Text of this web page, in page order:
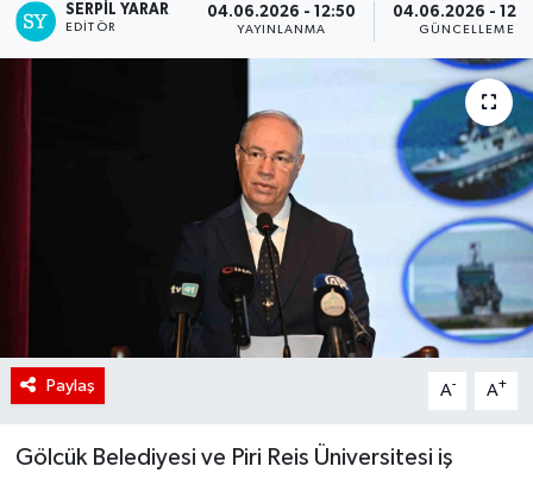
SERPİL YARAR
EDITÖR
04.06.2026 - 12:50
YAYINLANMA
04.06.2026 -
GÜNCELLEME
Paylaş A- A+
Gölcük Belediyesi ve Piri Reis Üniversitesi iş